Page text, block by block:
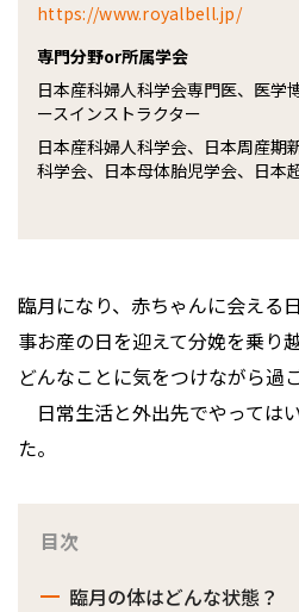
https://www.royalbell.jp/
専門分野or所属学会
日本産科婦人科学会専門医、医学
ースインストラクター
日本産科婦人科学会、日本周産期
科学会、日本母体胎児学会、日本
臨月になり、赤ちゃんに会える
事お産の日を迎えて分娩を乗り
どんなことに気をつけながら過
日常生活と外出先でやっては
た。
目次
臨月の体はどんな状態？